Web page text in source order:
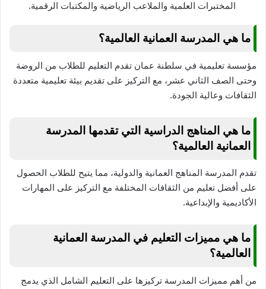
المختبرات العلمية والملاعب الرياضية والمكتبات الرقمية.
ما هي المدرسة العمانية العالمية؟
مؤسسة تعليمية في سلطنة عمان تقدم التعليم للطلاب من الروضة
وحتى الصف الثاني عشر، مع التركيز على تقديم بيئة تعليمية متعددة
الثقافات وعالية الجودة.
ما هي المناهج الدراسية التي تقدمها المدرسة
العمانية العالمية؟
تقدم المدرسة المناهج العمانية والدولية، مما يتيح للطلاب الحصول
على أفضل تعليم من الثقافات المختلفة مع التركيز على المهارات
الأكاديمية والإبداعية.
ما هي مميزات التعليم في المدرسة العمانية
العالمية؟
من أهم مميزات المدرسة تركيزها على التعليم الشامل الذي يدمج